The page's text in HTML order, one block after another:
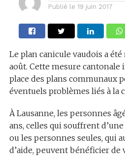
Publié le 19 juin 2017
Le plan canicule vaudois a été
août. Cette mesure cantonale
place des plans communaux
éventuels problèmes liés à la
À Lausanne, les personnes
ans, celles qui souffrent
ou les personnes seules, qui
d’aide, peuvent bénéficier de